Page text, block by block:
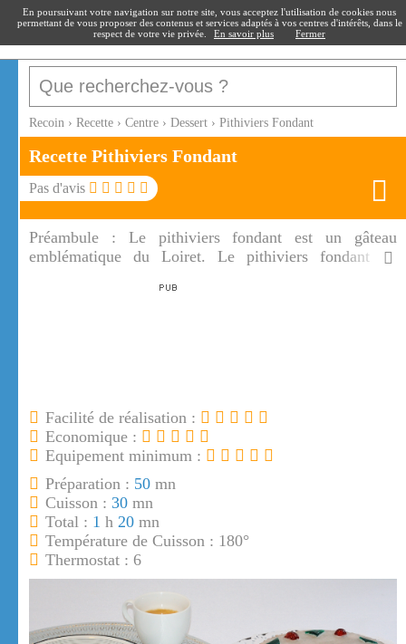
recoin.fr
Recoin › Recette › Centre › Dessert › Pithiviers Fondant
Recette Pithiviers Fondant
Pas d'avis
Préambule : Le pithiviers fondant est un gâteau
emblématique du Loiret. Le pithiviers fondant au
Facilité de réalisation :
Economique :
Equipement minimum :
Préparation : 50 mn
Cuisson : 30 mn
Total : 1 h 20 mn
Température de Cuisson : 180°
Thermostat : 6
En poursuivant votre navigation sur notre site, vous acceptez l'utilisation de cookies nous
permettant de vous proposer des contenus et services adaptés à vos centres d'intérêts, dans le
respect de votre vie privée.
En savoir plus Fermer